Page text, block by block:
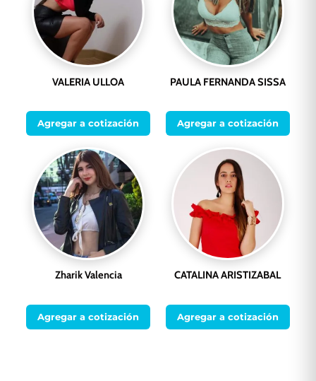
VALERIA ULLOA
Agregar a cotización
PAULA FERNANDA SISSA
Agregar a cotización
Zharik Valencia
Agregar a cotización
CATALINA ARISTIZABAL
Agregar a cotización